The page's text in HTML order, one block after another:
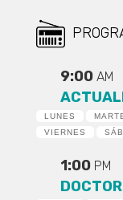
9:00 AM
LUNES
VIERNES
1:00 PM